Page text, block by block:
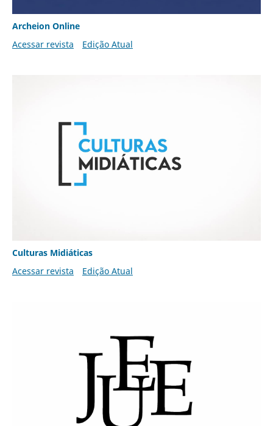
Archeion Online
Acessar revista
Edição Atual
Culturas Midiáticas
Acessar revista
Edição Atual